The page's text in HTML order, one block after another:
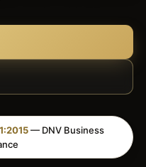
— DNV Business